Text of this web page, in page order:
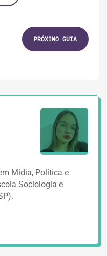
PRÓXIMO GUIA
Mídia, Política e
Sociologia e